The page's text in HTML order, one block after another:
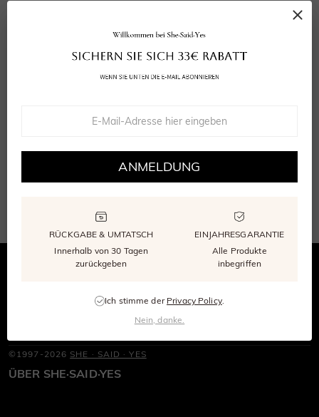
MELDEN SIE SICH PER E-MAIL ODER TELEFON AN
Erhalten Sie SHE·SAID·YES-Neuigkeiten und
©1997-2026 SHE · SAID · YES
ÜBER SHE·SAID·YES
ANMELDUNG
RÜCKGABE & UMTATSCH
Innerhalb von 30 Tagen
zurückgeben
EINJAHRESGARANTIE
Alle Produkte
inbegriffen
Ich stimme der Privacy Policy.
Nein, danke.